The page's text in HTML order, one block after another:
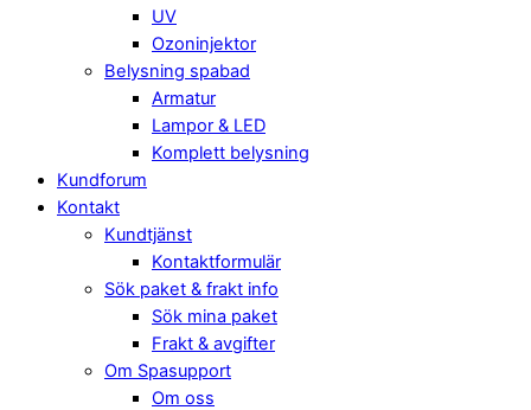
UV
Ozoninjektor
Belysning spabad
Armatur
Lampor & LED
Komplett belysning
Kundforum
Kontakt
Kundtjänst
Kontaktformulär
Sök paket & frakt info
Sök mina paket
Frakt & avgifter
Om Spasupport
Om oss